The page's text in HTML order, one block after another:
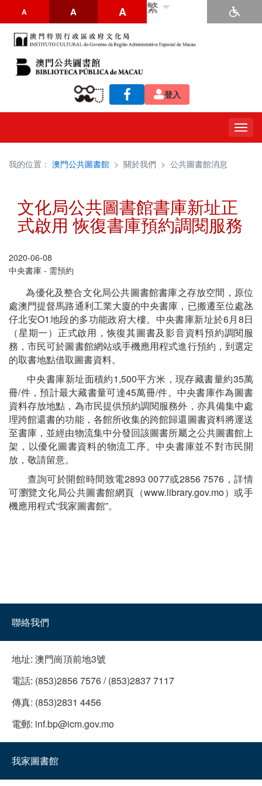
A A A 繁
登入
我的位置： 澳門公共圖書館 > 關於我們 > 公共圖書館消息
文化局公共圖書館書庫新址正
式啟用 恢復書庫預約調閱服務
2020-06-08
中央書庫 - 需預約
為優化及整合文化局公共圖書館書庫之存放空間，原位
處澳門提督馬路通利工業大廈的中央書庫，已搬遷至位處氹
仔北安O1地段的多功能政府大樓。中央書庫新址於6月8日
（星期一）正式啟用，恢復其圖書及影音資料預約調閱服
務，市民可於圖書館網站或手機應用程式進行預約，到選定
的取書地點借取圖書資料。
中央書庫新址面積約1,500平方米，現存藏書量約35萬
冊/件，預計最大藏書量可達45萬冊/件。中央書庫作為圖書
資料存放地點，為市民提供預約調閱服務外，亦具備集中處
理跨館還書的功能，各館所收集的跨館歸還圖書資料將運送
至書庫，並經由物流集中分發回該圖書所屬之公共圖書館上
架，以優化圖書資料的物流工序。中央書庫並不對市民開
放，敬請留意。
查詢可於開館時間致電2893 0077或2856 7576，詳情
可瀏覽文化局公共圖書館網頁（www.library.gov.mo）或手
機應用程式“我家圖書館”。
聯絡我們
地址: 澳門崗頂前地3號
電話: (853)2856 7576 / (853)2837 7117
傳真: (853)2831 4456
電郵: inf.bp@icm.gov.mo
我家圖書館